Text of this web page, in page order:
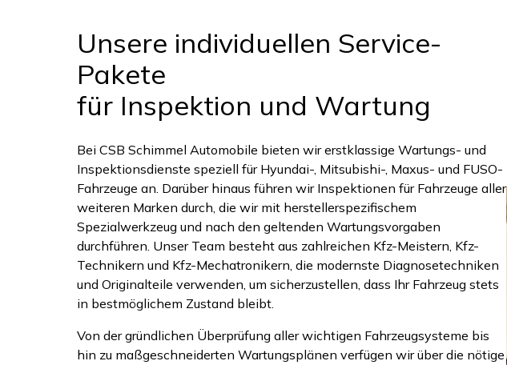
Unsere individuellen Service-
Pakete
für Inspektion und Wartung
Bei CSB Schimmel Automobile bieten wir erstklassige Wartungs- und
Inspektionsdienste speziell für Hyundai-, Mitsubishi-, Maxus- und FUSO-
Fahrzeuge an. Darüber hinaus führen wir Inspektionen für Fahrzeuge aller
weiteren Marken durch, die wir mit herstellerspezifischem
Spezialwerkzeug und nach den geltenden Wartungsvorgaben
durchführen. Unser Team besteht aus zahlreichen Kfz-Meistern, Kfz-
Technikern und Kfz-Mechatronikern, die modernste Diagnosetechniken
und Originalteile verwenden, um sicherzustellen, dass Ihr Fahrzeug stets
in bestmöglichem Zustand bleibt.
Von der gründlichen Überprüfung aller wichtigen Fahrzeugsysteme bis
hin zu maßgeschneiderten Wartungsplänen verfügen wir über die nötige